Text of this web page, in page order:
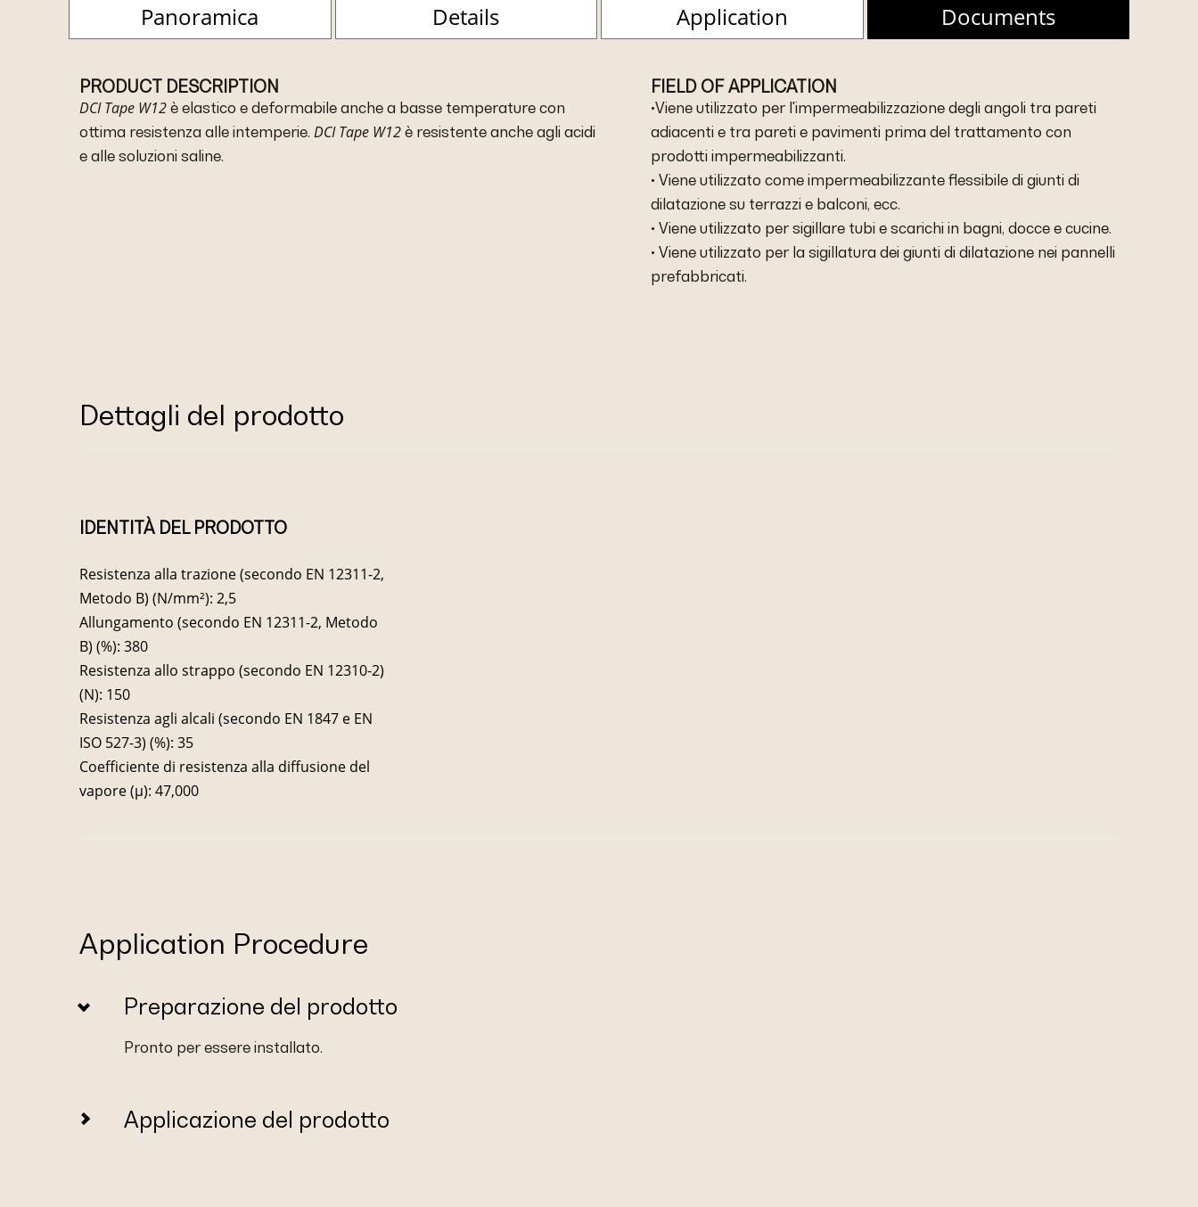
Panoramica Details Application Documents
PRODUCT DESCRIPTION
DCI Tape W12 è elastico e deformabile anche a basse temperature con
ottima resistenza alle intemperie. DCI Tape W12 è resistente anche agli acidi
e alle soluzioni saline.
FIELD OF APPLICATION
•Viene utilizzato per l'impermeabilizzazione degli angoli tra pareti
adiacenti e tra pareti e pavimenti prima del trattamento con
prodotti impermeabilizzanti.
• Viene utilizzato come impermeabilizzante flessibile di giunti di
dilatazione su terrazzi e balconi, ecc.
• Viene utilizzato per sigillare tubi e scarichi in bagni, docce e cucine.
• Viene utilizzato per la sigillatura dei giunti di dilatazione nei pannelli
prefabbricati.
Dettagli del prodotto
IDENTITÀ DEL PRODOTTO
Resistenza alla trazione (secondo EN 12311-2,
Metodo B) (N/mm²): 2,5
Allungamento (secondo EN 12311-2, Metodo
B) (%): 380
Resistenza allo strappo (secondo EN 12310-2)
(N): 150
Resistenza agli alcali (secondo EN 1847 e EN
ISO 527-3) (%): 35
Coefficiente di resistenza alla diffusione del
vapore (µ): 47,000
Application Procedure
Preparazione del prodotto
Pronto per essere installato.
Applicazione del prodotto